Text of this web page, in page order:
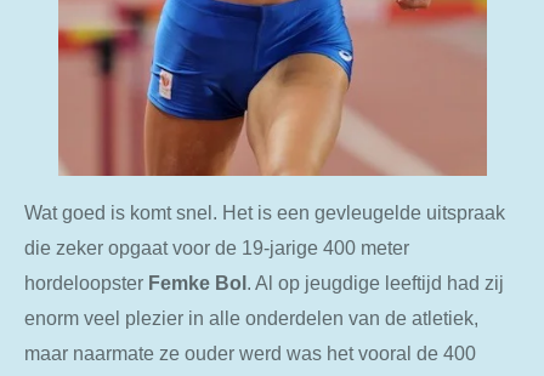
Wat goed is komt snel. Het is een gevleugelde uitspraak
die zeker opgaat voor de 19-jarige 400 meter
hordeloopster Femke Bol. Al op jeugdige leeftijd had zij
enorm veel plezier in alle onderdelen van de atletiek,
maar naarmate ze ouder werd was het vooral de 400